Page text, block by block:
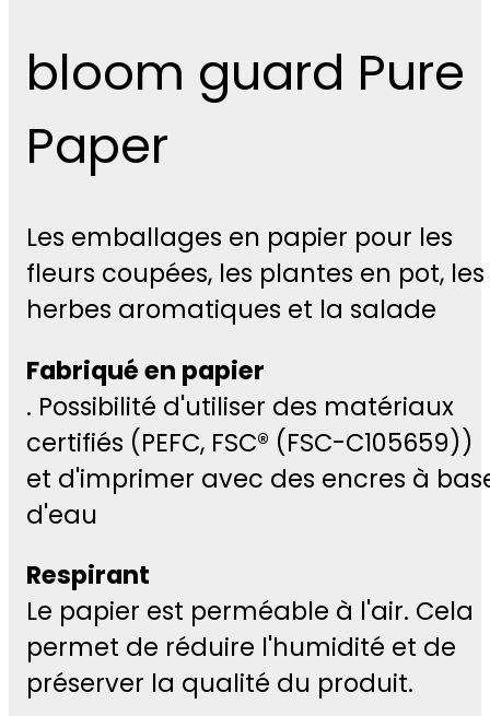
bloom guard Pure
Paper
Les emballages en papier pour les
fleurs coupées, les plantes en pot, les
herbes aromatiques et la salade
Fabriqué en papier
. Possibilité d'utiliser des matériaux
certifiés (PEFC, FSC® (FSC-C105659))
et d'imprimer avec des encres à
d'eau
Respirant
Le papier est perméable à l'air. Cela
permet de réduire l'humidité et de
préserver la qualité du produit.